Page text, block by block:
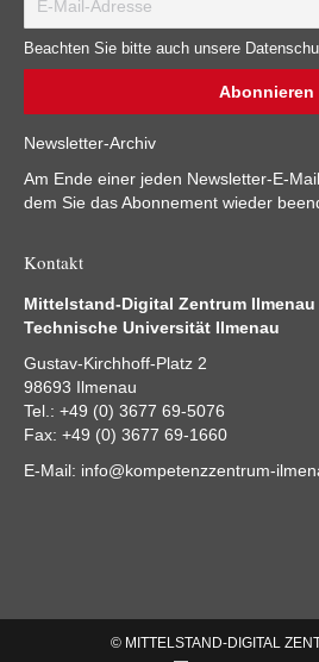
Beachten Sie bitte auch unsere
Newsletter-Archiv
Am Ende einer jeden Newsletter-E-
dem Sie das Abonnement wieder
Kontakt
Mittelstand-Digital Zentrum Ilmenau
Technische Universität Ilmenau
Gustav-Kirchhoff-Platz 2
98693 Ilmenau
Tel.: +49 (0) 3677 69-5076
Fax: +49 (0) 3677 69-1660
E-Mail: info@kompetenzzentrum-
© MITTELSTAND-DIGITAL